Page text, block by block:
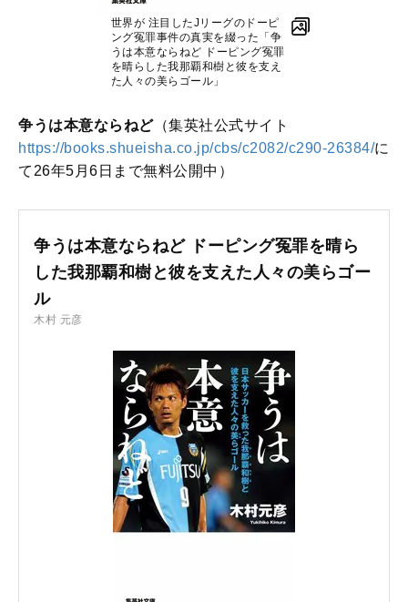
世界が 注目したJリーグのドーピ
ング冤罪事件の真実を綴った「争
うは本意ならねど ドーピング冤罪
を晴らした我那覇和樹と彼を支え
た人々の美らゴール」
争うは本意ならねど（集英社公式サイト
https://books.shueisha.co.jp/cbs/c2082/c290-26384/に
て26年5月6日まで無料公開中）
争うは本意ならねど ドーピング冤罪を晴ら
した我那覇和樹と彼を支えた人々の美らゴー
ル
木村 元彦